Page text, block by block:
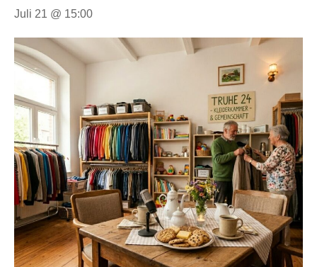
Juli 21 @ 15:00